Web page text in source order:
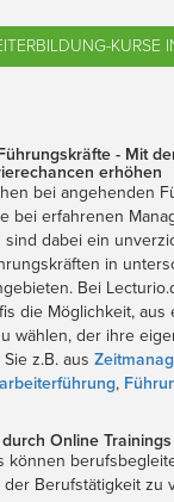
KURSE
- Mit
erhöhen
bei angehenden
bei erfahrenen
dabei ein
in
Bei
die Möglichkeit, aus
wählen, der ihre
z.B. aus
,
Online Trainings
können
Berufstätigkeit zu